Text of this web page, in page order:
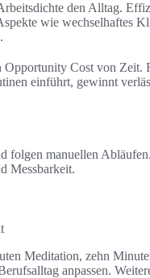
den Alltag.
wie wechselhaftes
Opportunity Cost von Zeit.
einführt, gewinnt
folgen manuellen
Messbarkeit.
Meditation, zehn
anpassen.